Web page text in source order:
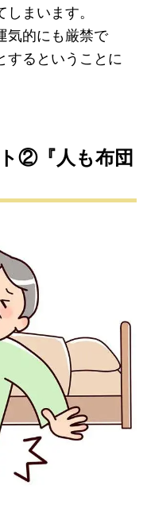
まいます。
気的にも厳禁で
するということに
②『人も布団